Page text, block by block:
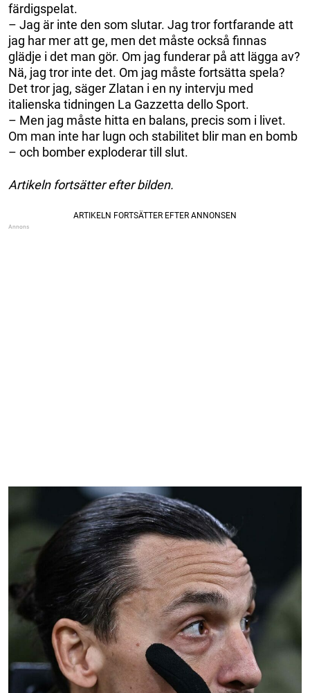
färdigspelat.
– Jag är inte den som slutar. Jag tror fortfarande att
jag har mer att ge, men det måste också finnas
glädje i det man gör. Om jag funderar på att lägga av?
Nä, jag tror inte det. Om jag måste fortsätta spela?
Det tror jag, säger Zlatan i en ny intervju med
italienska tidningen La Gazzetta dello Sport.
– Men jag måste hitta en balans, precis som i livet.
Om man inte har lugn och stabilitet blir man en bomb
– och bomber exploderar till slut.
Artikeln fortsätter efter bilden.